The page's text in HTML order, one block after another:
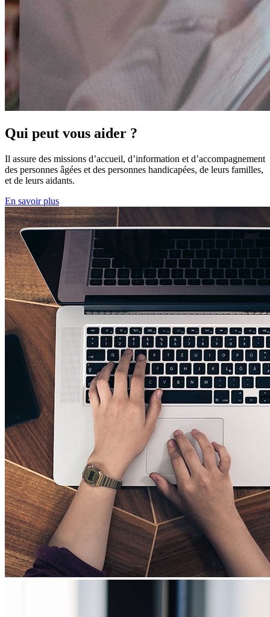
Qui peut vous aider ?
Il assure des missions d’accueil, d’information et d’accompagnement
des personnes âgées et des personnes handicapées, de leurs familles,
et de leurs aidants.
En savoir plus